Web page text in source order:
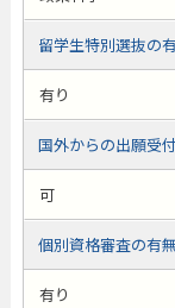
留学生特別選抜の
有り
国外からの出願受付
可
個別資格審査の有無
有り